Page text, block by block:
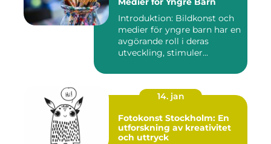
Introduktion: Bildkonst och
medier för yngre barn har en
avgörande roll i deras
utveckling, stimuler...
14. jan
Fotokonst Stockholm: En
utforskning av kreativitet
och uttryck